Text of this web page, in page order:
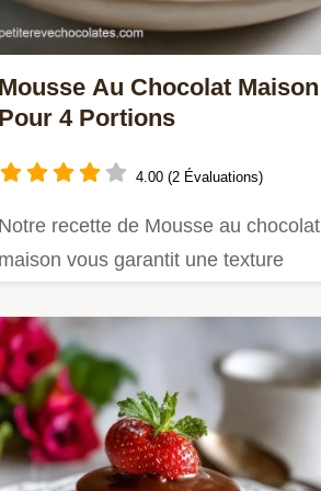
Au Chocolat Maison
4 Portions
4.00 (2 Évaluations)
recette de Mousse au chocolat
vous garantit une texture